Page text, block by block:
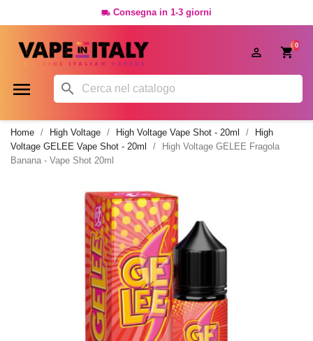
 Consegna in 1-3 giorni
0

 
Home High Voltage High Voltage Vape Shot - 20ml
High
Voltage GELEE Vape Shot - 20ml
High Voltage GELEE Fragola
Banana - Vape Shot 20ml